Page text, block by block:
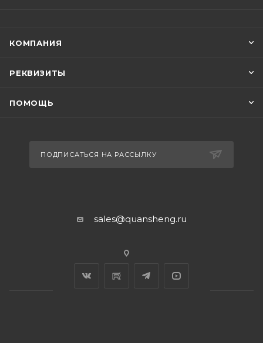
КОМПАНИЯ
РЕКВИЗИТЫ
ПОМОЩЬ
ПОДПИСАТЬСЯ НА РАССЫЛКУ
sales@quansheng.ru